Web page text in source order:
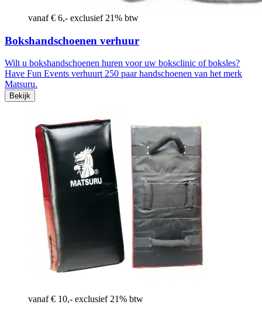
vanaf € 6,- exclusief 21% btw
Bokshandschoenen verhuur
Wilt u bokshandschoenen huren voor uw boksclinic of boksles?
Have Fun Events verhuurt 250 paar handschoenen van het merk
Matsuru.
Bekijk
vanaf € 10,- exclusief 21% btw